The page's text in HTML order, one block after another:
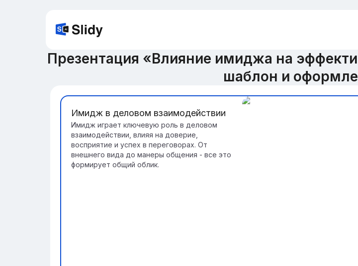
Презентация «Влияние имиджа на
шаблон и
Имидж в деловом взаимодействии
Имидж играет ключевую роль в деловом
взаимодействии, влияя на доверие,
восприятие и успех в переговорах. От
внешнего вида до манеры общения - все это
формирует общий облик.